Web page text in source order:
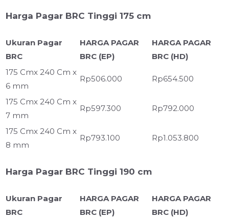
Harga Pagar BRC Tinggi 175 cm
Ukuran Pagar
BRC
HARGA PAGAR
BRC (EP)
HARGA PAGAR
BRC (HD)
175 Cmx 240 Cm x
6 mm
Rp506.000 Rp654.500
175 Cmx 240 Cm x
7 mm
Rp597.300 Rp792.000
175 Cmx 240 Cm x
8 mm
Rp793.100 Rp1.053.800
Harga Pagar BRC Tinggi 190 cm
Ukuran Pagar
BRC
HARGA PAGAR
BRC (EP)
HARGA PAGAR
BRC (HD)